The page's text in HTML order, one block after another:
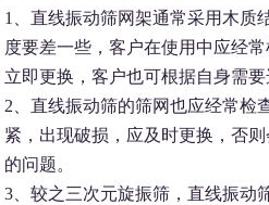
1、直线振动筛网架通常采用木质
度要差一些，客户在使用中应经
立即更换，客户也可根据自身需要
2、直线振动筛的筛网也应经常检
紧，出现破损，应及时更换，否
的问题。
3、较之三次元旋振筛，直线振动